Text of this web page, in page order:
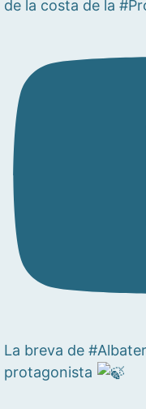
de la costa de la
La breva de
protagonista